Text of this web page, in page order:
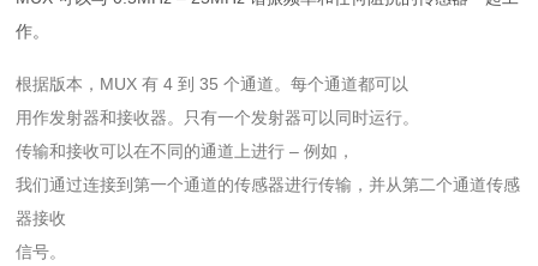
作。
根据版本，MUX 有 4 到 35 个通道。每个通道都可以
用作发射器和接收器。只有一个发射器可以同时运行。
传输和接收可以在不同的通道上进行 – 例如，
我们通过连接到第一个通道的传感器进行传输，并从第二个通道传感
器接收
信号。